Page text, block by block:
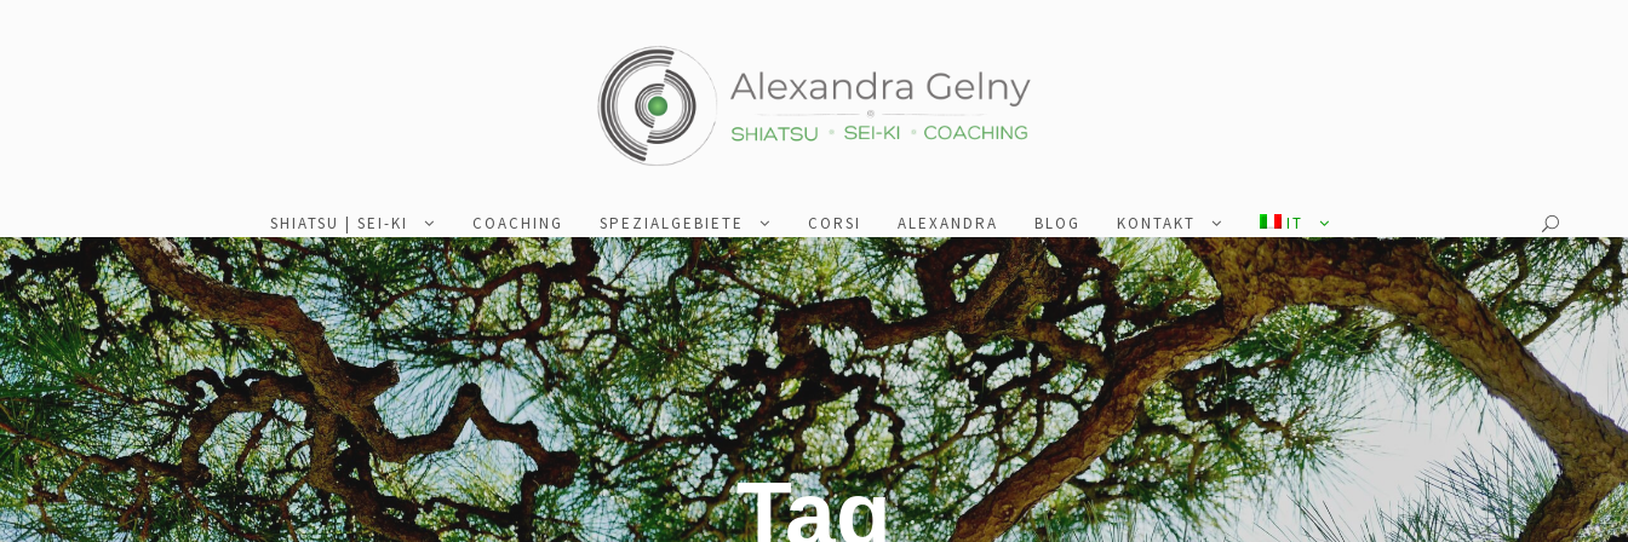
SHIATSU | SEI-KI COACHING SPEZIALGEBIETE CORSI ALEXANDRA BLOG KONTAKT IT
Tag